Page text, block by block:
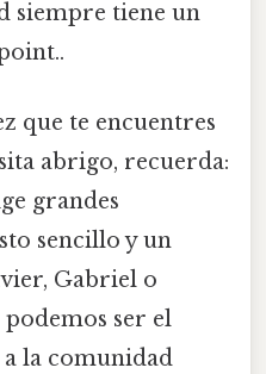
siempre tiene un
que te encuentres
abrigo, recuerda:
grandes
sencillo y un
Gabriel o
ser el
la comunidad